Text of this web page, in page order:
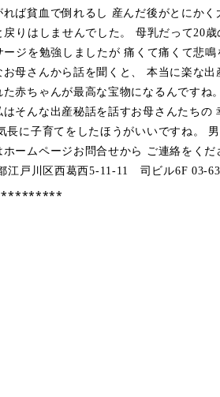
ば貧血で倒れるし 産んだ後がとにか
りはしませんでした。 母乳だって20
ジを勉強しましたが 痛くて痛くて悲
母さんから話を聞くと、 本当に楽な
赤ちゃんが最高な宝物になるんです
そんな出産秘話を話すお母さんたち
長に子育てをしたほうがいいですね。
ホームページお問合せから ご連絡を
江戸川区西葛西5-11-11 司ビル6F 03-